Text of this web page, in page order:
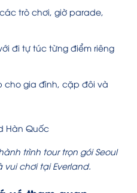
trò chơi, giờ parade,
đi tự túc từng điểm riêng
cho gia đình, cặp đôi và
trình tour trọn gói Seoul
vui chơi tại Everland.